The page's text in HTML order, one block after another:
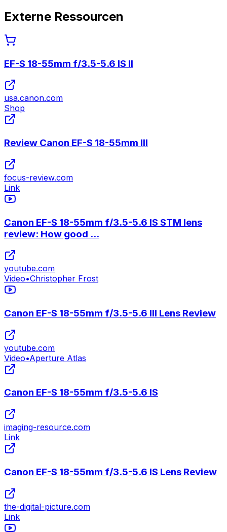
Externe Ressourcen
EF-S 18-55mm f/3.5-5.6 IS II
usa.canon.com
Shop
Review Canon EF-S 18-55mm III
focus-review.com
Link
Canon EF-S 18-55mm f/3.5-5.6 IS STM lens
review: How good ...
youtube.com
Video•Christopher Frost
Canon EF-S 18-55mm f/3.5-5.6 III Lens Review
youtube.com
Video•Aperture Atlas
Canon EF-S 18-55mm f/3.5-5.6 IS
imaging-resource.com
Link
Canon EF-S 18-55mm f/3.5-5.6 IS Lens Review
the-digital-picture.com
Link